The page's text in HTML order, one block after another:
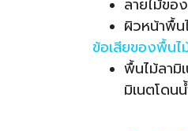
ลายไม้ขอ
ผิวหน้าพื้
ข้อเสียของพื้นไ
พื้นไม้ลามิ
มิเนตโดน